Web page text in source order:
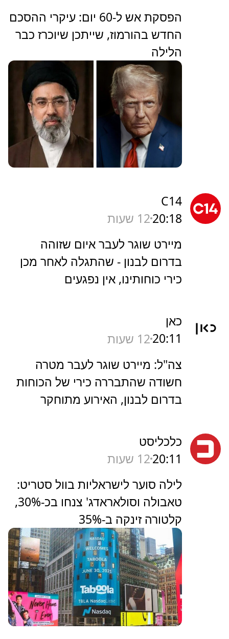
הפסקת אש ל-60 יום: עיקרי ההסכם
החדש בהורמוז, שייתכן שיוכרז כבר
הלילה
C14
20:1812 שעות
מיירט שוגר לעבר איום שזוהה
בדרום לבנון - שהתגלה לאחר מכן
כירי כוחותינו, אין נפגעים
כאן
20:1112 שעות
צה"ל: מיירט שוגר לעבר מטרה
חשודה שהתבררה כירי של הכוחות
בדרום לבנון, האירוע מתוחקר
כלכליסט
20:1112 שעות
לילה סוער לישראליות בוול סטריט:
טאבולה וסולאראדג' צנחו בכ-30%,
קלטורה זינקה ב-35%